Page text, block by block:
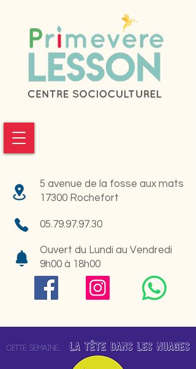
5 avenue de la fosse aux mats
17300 Rochefort
05.79.97.97.30
Ouvert du Lundi au Vendredi
9h00 à 18h00